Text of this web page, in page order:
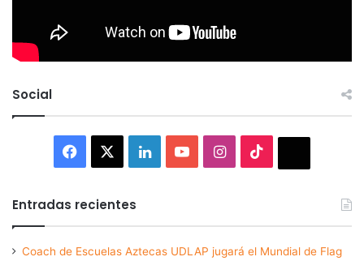
Social
Facebook LinkedInYouTubeInstagram
Entradas recientes
Coach de Escuelas Aztecas UDLAP jugará el Mundial de Flag